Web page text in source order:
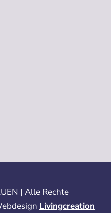
| Alle Rechte
Livingcreation